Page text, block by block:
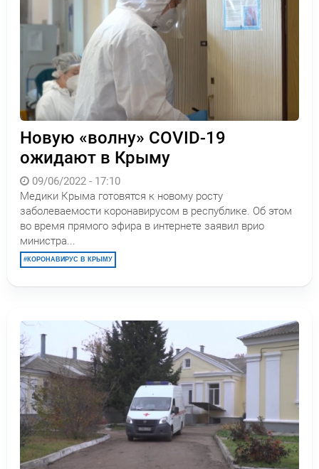
Новую «волну» COVID-19
ожидают в Крыму
09/06/2022 - 17:10
Медики Крыма готовятся к новому росту
заболеваемости коронавирусом в республике. Об этом
во время прямого эфира в интернете заявил врио
министра...
КОРОНАВИРУС В КРЫМУ